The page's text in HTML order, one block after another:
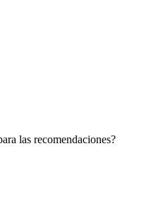
las recomendaciones?